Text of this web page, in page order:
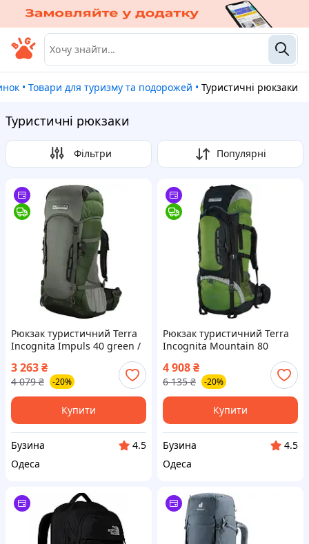
• Товари для туризму та подорожей • Туристичні рюкзаки
Туристичні рюкзаки
Фільтри Популярні
Рюкзак туристичний Terra
Incognita Impuls 40 green /
grey 4823081503439 buzyna
3 263₴
4 079 ₴ -20%
Купити
Бузина
4.5
Одеса
Рюкзак туристичний Terra
Incognita Mountain 80
green / black 4823081500315
buzyna
4 908₴
6 135 ₴ -20%
Купити
Бузина
4.5
Одеса